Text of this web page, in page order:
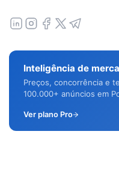
Inteligência de
Preços, concorrência e
100.000+ anúncios em
Ver plano Pro